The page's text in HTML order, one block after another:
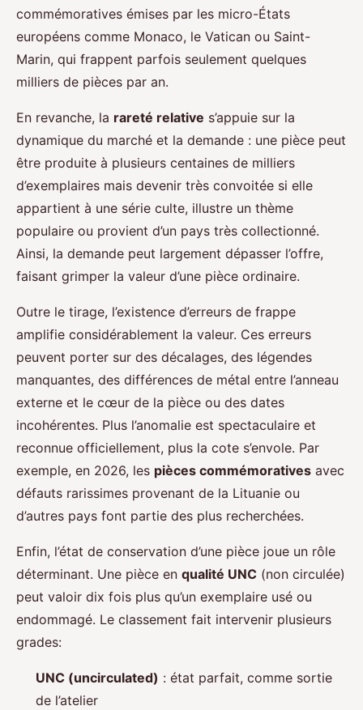
commémoratives émises par les micro-États
européens comme Monaco, le Vatican ou Saint-
Marin, qui frappent parfois seulement quelques
milliers de pièces par an.
En revanche, la rareté relative s’appuie sur la
dynamique du marché et la demande : une pièce peut
être produite à plusieurs centaines de milliers
d’exemplaires mais devenir très convoitée si elle
appartient à une série culte, illustre un thème
populaire ou provient d’un pays très collectionné.
Ainsi, la demande peut largement dépasser l’offre,
faisant grimper la valeur d’une pièce ordinaire.
Outre le tirage, l’existence d’erreurs de frappe
amplifie considérablement la valeur. Ces erreurs
peuvent porter sur des décalages, des légendes
manquantes, des différences de métal entre l’anneau
externe et le cœur de la pièce ou des dates
incohérentes. Plus l’anomalie est spectaculaire et
reconnue officiellement, plus la cote s’envole. Par
exemple, en 2026, les pièces commémoratives avec
défauts rarissimes provenant de la Lituanie ou
d’autres pays font partie des plus recherchées.
Enfin, l’état de conservation d’une pièce joue un rôle
déterminant. Une pièce en qualité UNC (non circulée)
peut valoir dix fois plus qu’un exemplaire usé ou
endommagé. Le classement fait intervenir plusieurs
grades:
UNC (uncirculated) : état parfait, comme sortie
de l’atelier